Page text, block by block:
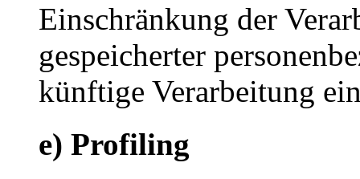
Einschränkung der
gespeicherter
künftige Verarbeitung
e) Profiling